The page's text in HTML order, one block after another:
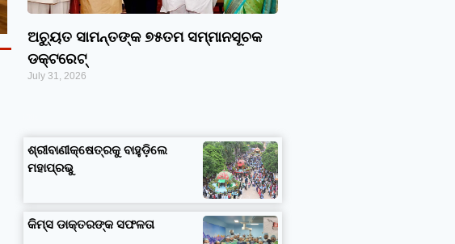
ଅଚ୍ୟୁତ ସାମନ୍ତଙ୍କ ୭୫ତମ ସମ୍ମାନସୂଚକ
ଡକ୍ଟରେଟ୍‌
July 31, 2026
ଶ୍ରୀବାଣୀକ୍ଷେତ୍ରକୁ ବାହୁଡ଼ିଲେ
ମହାପ୍ରଭୁ
କିମ୍‍ସ ଡାକ୍ତରଙ୍କ ସଫଳତା